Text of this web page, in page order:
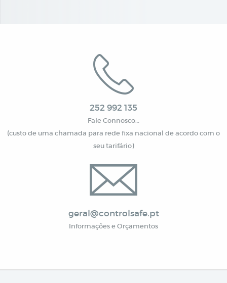
252 992 135
Fale Connosco…
(custo de uma chamada para rede fixa nacional de acordo com o
seu tarifário)
geral@controlsafe.pt
Informações e Orçamentos